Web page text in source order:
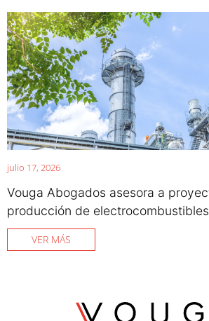
julio 17, 2026
Vouga Abogados asesora a
producción de
VER MÁS